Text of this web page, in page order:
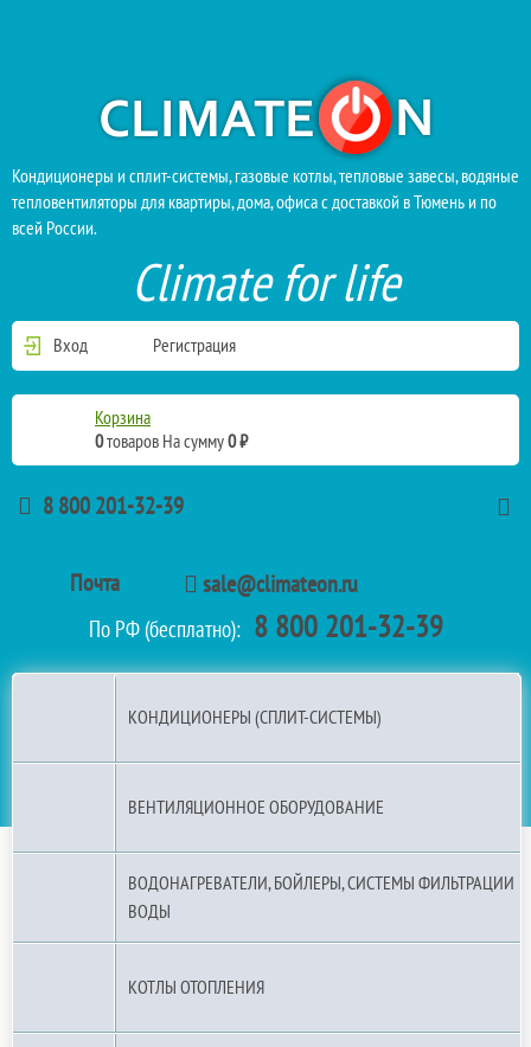
Кондиционеры и сплит-системы, газовые котлы, тепловые завесы, водяные
тепловентиляторы для квартиры, дома, офиса с доставкой в Тюмень и по
всей России.
Climate for life
Вход Регистрация
Корзина
0товаров На сумму0 ₽
8 800 201-32-39
Почта sale@climateon.ru
По РФ (бесплатно): 8 800 201-32-39
КОНДИЦИОНЕРЫ (СПЛИТ-СИСТЕМЫ)
ВЕНТИЛЯЦИОННОЕ ОБОРУДОВАНИЕ
ВОДОНАГРЕВАТЕЛИ, БОЙЛЕРЫ, СИСТЕМЫ ФИЛЬТРАЦИИ
ВОДЫ
КОТЛЫ ОТОПЛЕНИЯ